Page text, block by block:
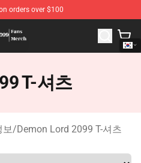
orders over $100
- Official Demon Lord 2099
T-셔츠
보/Demon Lord 2099 T-셔츠